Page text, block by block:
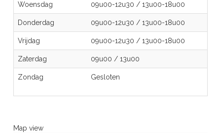
Woensdag 09u00-12u30 /13u00-18u00
Donderdag 09u00-12u30 /13u00-18u00
Vrijdag 09u00-12u30 /13u00-18u00
Zaterdag 09u00 /13u00
Zondag Gesloten
Map view